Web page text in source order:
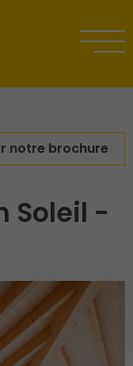
notre brochure
Soleil -